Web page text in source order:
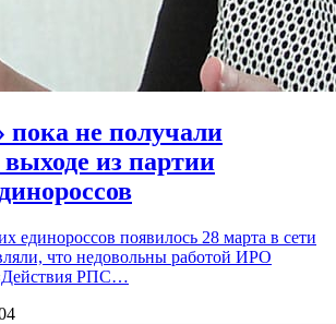
не получали
из партии
единороссов появилось 28 марта в сети
что недовольны работой ИРО
РПС…